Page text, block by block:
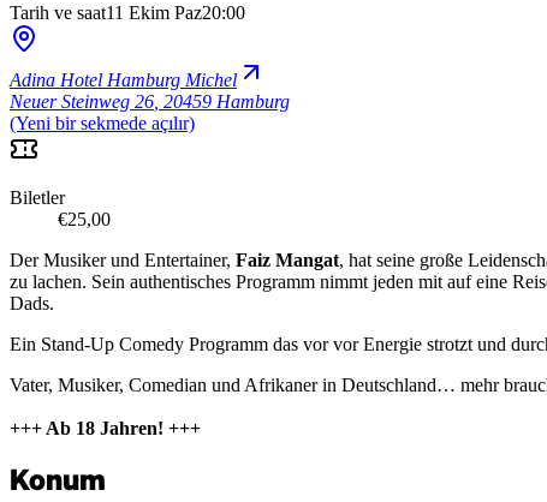
Tarih ve saat11 Ekim Paz20:00
Adina Hotel Hamburg Michel
Neuer Steinweg 26 20459 Hamburg
(Yeni bir sekmede açılır)
Biletler
€25,00
Der Musiker und Entertainer, Faiz Mangat, hat seine große
zu lachen. Sein authentisches Programm nimmt jeden mit auf eine
Dads.
Ein Stand-Up Comedy Programm das vor vor Energie strotzt und
Vater, Musiker, Comedian und Afrikaner in Deutschland… mehr
+++ Ab 18 Jahren! +++
Konum